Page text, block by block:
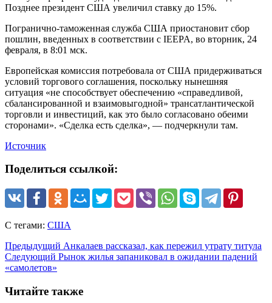
Позднее президент США увеличил ставку до 15%.
Погранично-таможенная служба США приостановит сбор
пошлин, введенных в соответствии с IEEPA, во вторник, 24
февраля, в 8:01 мск.
Европейская комиссия потребовала от США придерживаться
условий торгового соглашения, поскольку нынешняя
ситуация «не способствует обеспечению «справедливой,
сбалансированной и взаимовыгодной» трансатлантической
торговли и инвестиций, как это было согласовано обеими
сторонами». «Сделка есть сделка», — подчеркнули там.
Источник
Поделиться ссылкой:
С тегами: США
Предыдущий Анкалаев рассказал, как пережил утрату титула
Следующий Рынок жилья запаниковал в ожидании падений
«самолетов»
Читайте также